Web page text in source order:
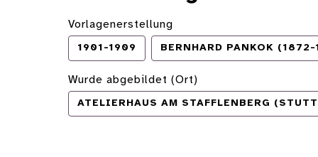
Vorlagenerstellung
1901-1909 BERNHARD PANKOK
Wurde abgebildet (Ort)
ATELIERHAUS AM STAFFLENBERG